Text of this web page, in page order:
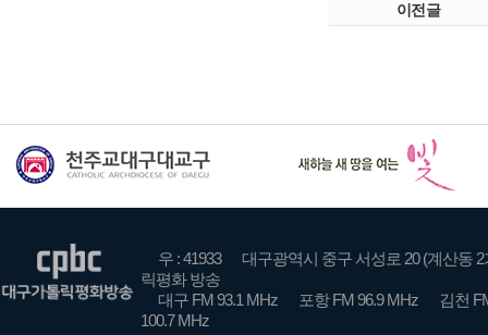
이전글
우 : 41933
대구광역시 중구 서성로 20 (계산동 2
릭평화 방송
대구 FM 93.1 MHz
포항 FM 96.9 MHz
김천
100.7 MHz